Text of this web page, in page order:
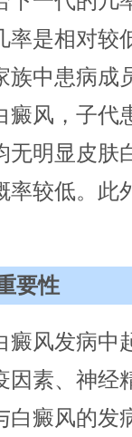
是相对较
族中患病
癜风，子代
无明显皮肤
率较低。此
要性
癜风发病中
因素、神经
白癜风的发